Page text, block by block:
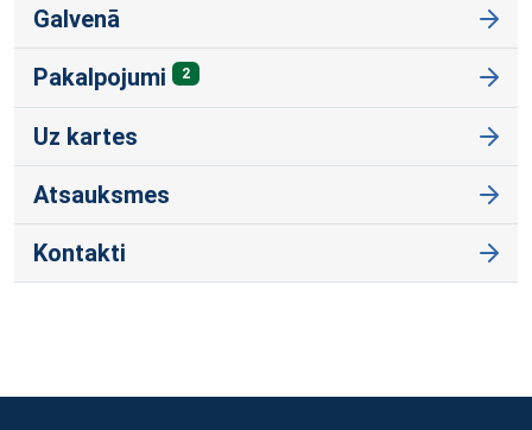
Galvenā
Pakalpojumi 2
Uz kartes
Atsauksmes
Kontakti